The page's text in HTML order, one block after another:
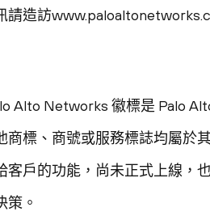
造訪
Alto Networks 徽標是 Palo
標、商號或服務標誌均屬於
戶的功能，尚未正式上線，
策。